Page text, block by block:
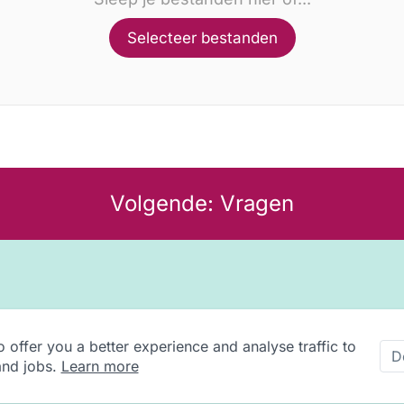
Selecteer bestanden
Volgende: Vragen
offer you a better experience and analyse traffic to
jobs. Learn more